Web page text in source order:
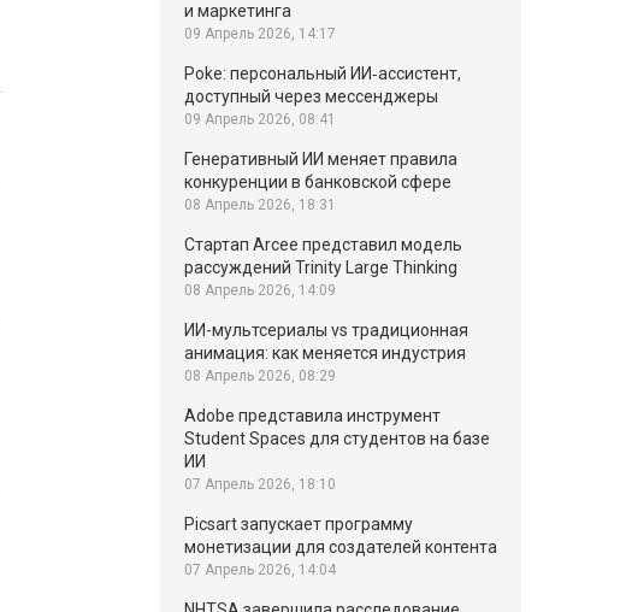
и маркетинга
09 Апрель 2026, 14:17
Poke: персональный ИИ‑ассистент,
доступный через мессенджеры
09 Апрель 2026, 08:41
Генеративный ИИ меняет правила
конкуренции в банковской сфере
08 Апрель 2026, 18:31
Стартап Arcee представил модель
рассуждений Trinity Large Thinking
08 Апрель 2026, 14:09
ИИ-мультсериалы vs традиционная
анимация: как меняется индустрия
08 Апрель 2026, 08:29
Adobe представила инструмент
Student Spaces для студентов на базе
ИИ
07 Апрель 2026, 18:10
Picsart запускает программу
монетизации для создателей контента
07 Апрель 2026, 14:04